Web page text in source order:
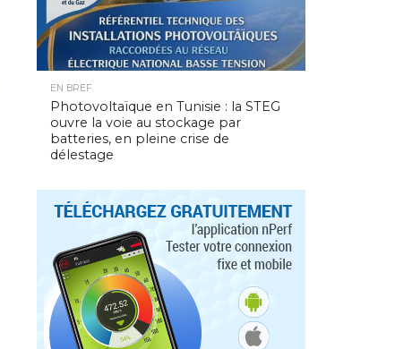
EN BREF
Photovoltaïque en Tunisie : la STEG
ouvre la voie au stockage par
batteries, en pleine crise de
délestage